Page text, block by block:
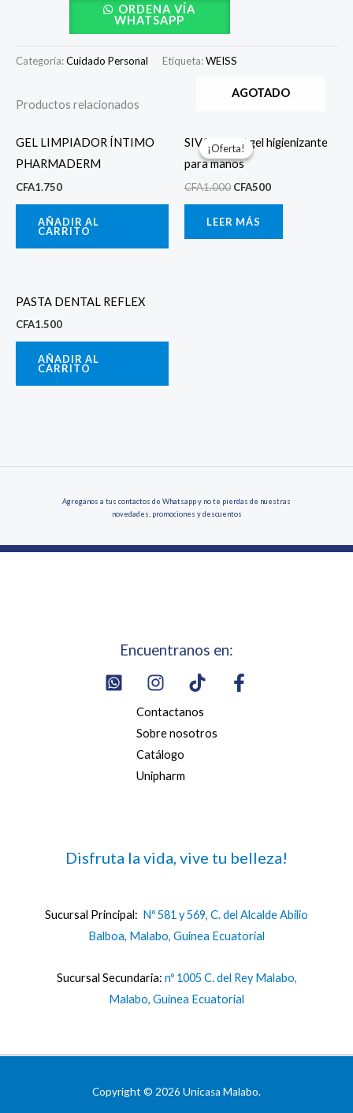
ORDENA VÍA
WHATSAPP
Categoría:Cuidado Personal Etiqueta:WEISS
Productos relacionados
GEL LIMPIADOR ÍNTIMO
PHARMADERM
CFA1.750
AÑADIR AL
CARRITO
¡Oferta!
AGOTADO
¡Oferta!
SIVODERM gel higienizante
para manos
CFA1.000
precio
original
era:
CFA1.000.
CFA500
precio
CFA500.
LEER MÁS
PASTA DENTAL REFLEX
CFA1.500
AÑADIR AL
CARRITO
Agreganos a tus contactos de Whatsapp y no te pierdas de nuestras
novedades, promociones y descuentos
Encuentranos en:
Contactanos
Sobre nosotros
Catálogo
Unipharm
Disfruta la vida, vive tu belleza!
Sucursal Principal: Nº 581 y 569, C. del Alcalde Abilio
Balboa, Malabo, Guinea Ecuatorial
Sucursal Secundaria: nº 1005 C. del Rey Malabo,
Malabo, Guinea Ecuatorial
Copyright © 2026 Unicasa Malabo.